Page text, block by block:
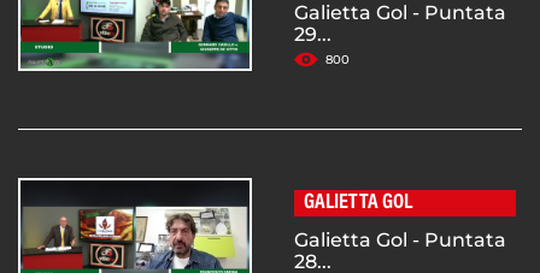
Galietta Gol - Puntata
29...
800
GALIETTA GOL
Galietta Gol - Puntata
28...